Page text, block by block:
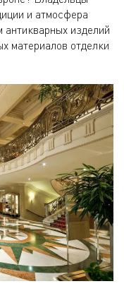
и атмосфера
антикварных изделий
материалов отделки